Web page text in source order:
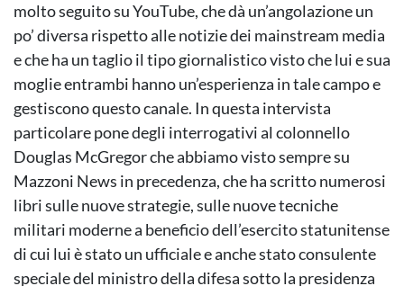
molto seguito su YouTube, che dà un’angolazione un
po’ diversa rispetto alle notizie dei mainstream media
e che ha un taglio il tipo giornalistico visto che lui e sua
moglie entrambi hanno un’esperienza in tale campo e
gestiscono questo canale. In questa intervista
particolare pone degli interrogativi al colonnello
Douglas McGregor che abbiamo visto sempre su
Mazzoni News in precedenza, che ha scritto numerosi
libri sulle nuove strategie, sulle nuove tecniche
militari moderne a beneficio dell’esercito statunitense
di cui lui è stato un ufficiale e anche stato consulente
speciale del ministro della difesa sotto la presidenza